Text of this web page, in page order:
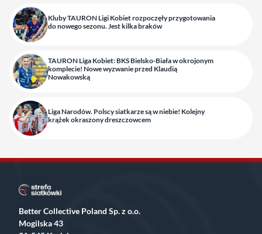
Kluby TAURON Ligi Kobiet rozpoczęły przygotowania
do nowego sezonu. Jest kilka braków
TAURON Liga Kobiet: BKS Bielsko-Biała w okrojonym
komplecie! Nowe wyzwanie przed Klaudią
Nowakowską
Liga Narodów. Polscy siatkarze są w niebie! Kolejny
krążek okraszony dreszczowcem
Better Collective Poland Sp. z o.o.
Mogilska 43